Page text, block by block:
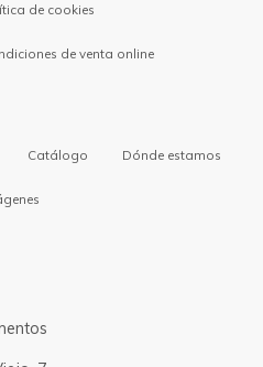
de cookies
de venta online
Catálogo Dónde estamos